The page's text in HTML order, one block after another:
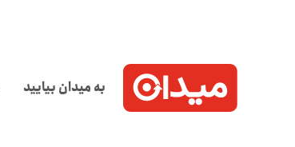
به میدان بیایید